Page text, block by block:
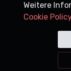
Weitere
Cookie Policy